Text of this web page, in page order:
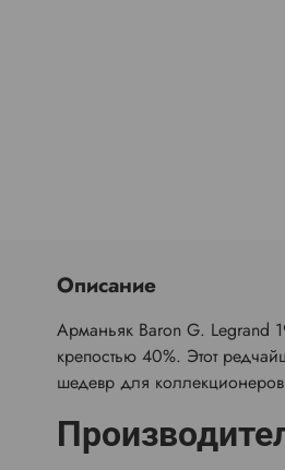
Описание
Арманьяк Baron G. Legrand
крепостью 40%. Этот
шедевр для